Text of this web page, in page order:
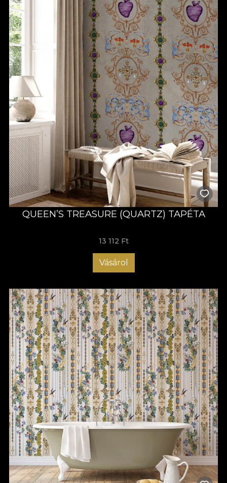
QUEEN’S TREASURE (QUARTZ) TAPÉTA
13 112 Ft
Vásárol